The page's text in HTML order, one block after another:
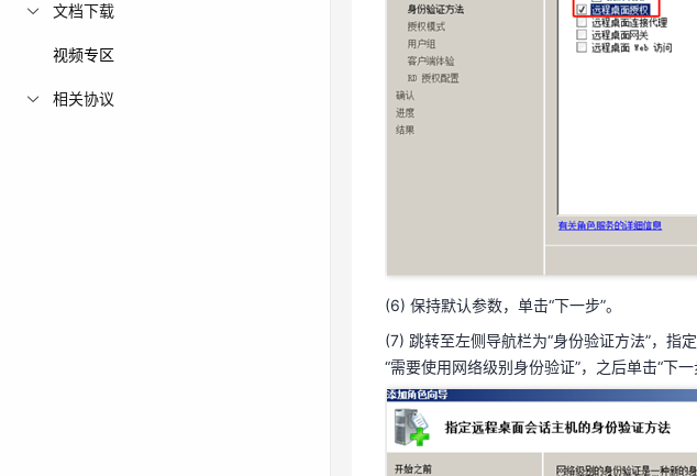
文档下载
视频专区
相关协议
(6) 保持默认参数，单击“下一步”。
(7) 跳转至左侧导航栏为“身份验证方法”，指
(6) 保持默认参数，单击“下一步”。
(7) 跳转至左侧导航栏为“身份验证方法”，指
“需要使用网络级别身份验证”，之后单击“下一